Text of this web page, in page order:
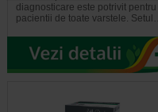
diagnosticare este potrivit pentru
pacientii de toate varstele. Setul…